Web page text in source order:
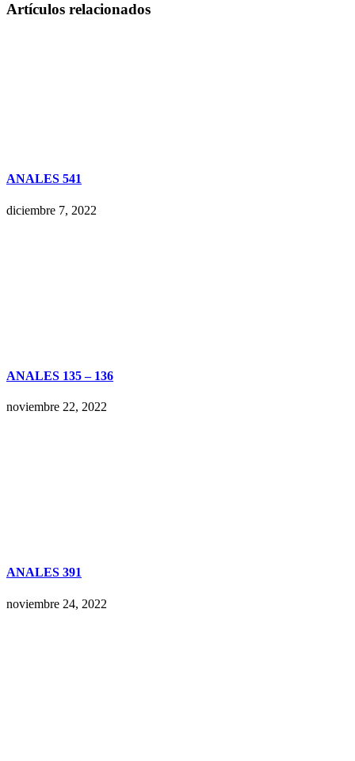
Artículos relacionados
ANALES 541
diciembre 7, 2022
ANALES 135 – 136
noviembre 22, 2022
ANALES 391
noviembre 24, 2022